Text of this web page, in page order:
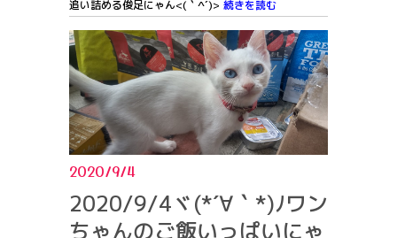
追い詰める俊足にゃん<(｀^´)> 続きを読む
2020/9/4
2020/9/4ヾ(*´∀｀*)ﾉワン
ちゃんのご飯いっぱいにゃ